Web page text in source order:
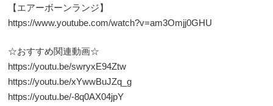
【エアーボーンランジ】
https://www.youtube.com/watch?v=am3Omjj0GHU
☆おすすめ関連動画☆
https://youtu.be/swryxE94Ztw
https://youtu.be/xYwwBuJZq_g
https://youtu.be/-8q0AX04jpY